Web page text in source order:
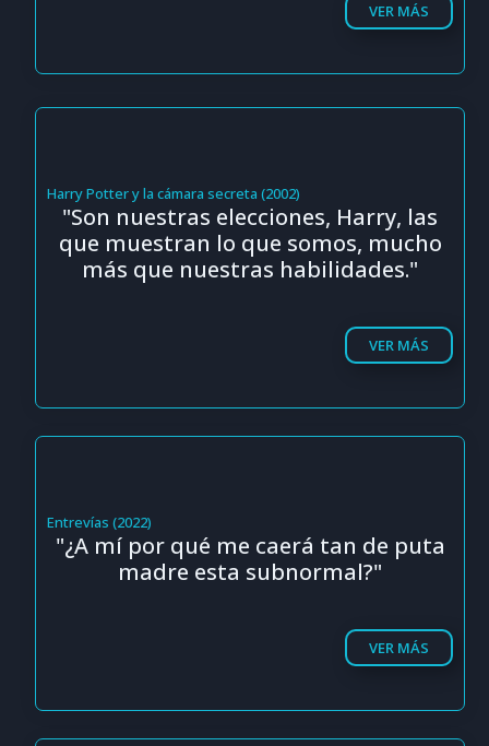
VER MÁS
Harry Potter y la cámara secreta (2002)
"Son nuestras elecciones, Harry, las
que muestran lo que somos, mucho
más que nuestras habilidades."
VER MÁS
Entrevías (2022)
"¿A mí por qué me caerá tan de puta
madre esta subnormal?"
VER MÁS